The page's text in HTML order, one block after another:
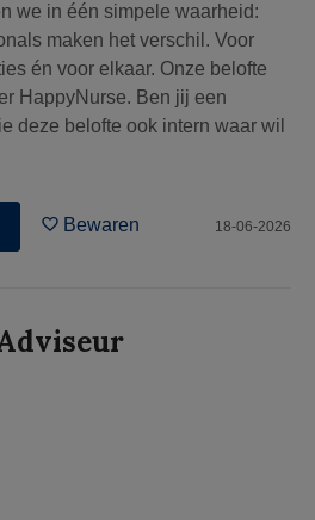
we in één simpele waarheid:
maken het verschil. Voor
én voor elkaar. Onze belofte
HappyNurse. Ben jij een
deze belofte ook intern waar wil
Bewaren 18-06-2026